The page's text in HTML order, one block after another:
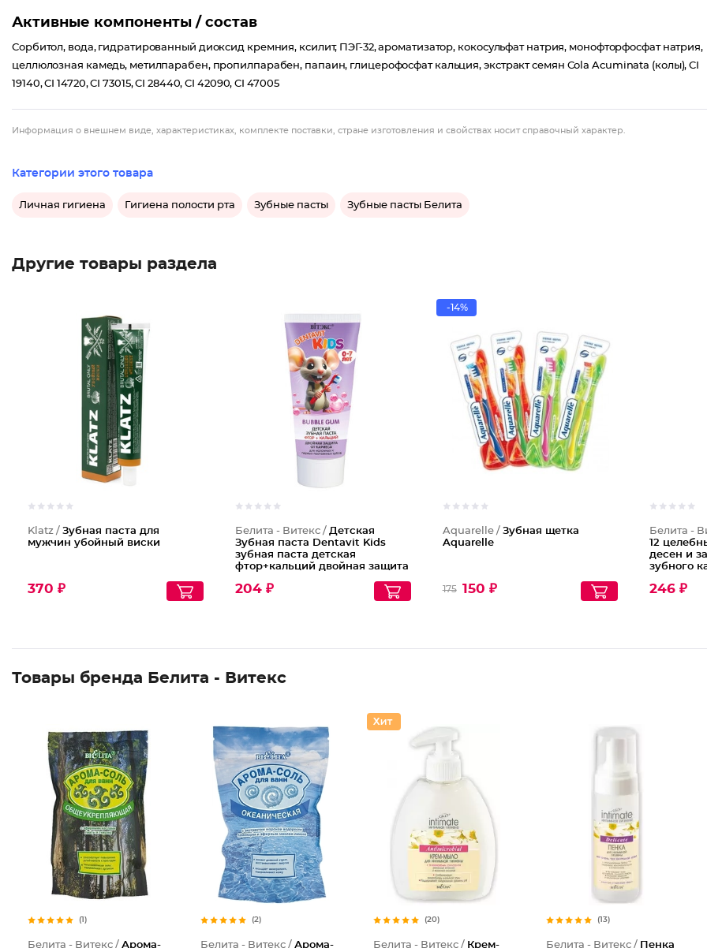
Активные компоненты / состав
Сорбитол, вода, гидратированный диоксид кремния, ксилит, ПЭГ-32, ароматизатор, кокосульфат натрия, монофторфосфат натрия,
целлюлозная камедь, метилпарабен, пропилпарабен, папаин, глицерофосфат кальция, экстракт семян Cola Acuminata (колы), CI
19140, CI 14720, CI 73015, CI 28440, CI 42090, CI 47005
Информация о внешнем виде, характеристиках, комплекте поставки, стране изготовления и свойствах носит справочный характер.
Категории этого товара
Личная гигиена Гигиена полости рта Зубные пасты Зубные пасты Белита
Другие товары раздела
Klatz / Зубная паста для
мужчин убойный виски
370 ₽
Белита - Витекс / Детская
Зубная паста Dentavit Kids
зубная паста детская
фтор+кальций двойная защита
204 ₽
-14%
Aquarelle / Зубная щетка
Aquarelle
175 150 ₽
Белита -
12
десен и
зубного
246 ₽
Товары бренда Белита - Витекс
(1)
Белита - Витекс / Арома-
(2)
Белита - Витекс / Арома-
(20)
Белита - Витекс / Крем-
(13)
Белита - Витекс / Пенка